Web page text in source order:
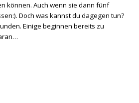
können. Auch wenn sie dann fünf
Doch was kannst du dagegen tun?
Einige beginnen bereits zu